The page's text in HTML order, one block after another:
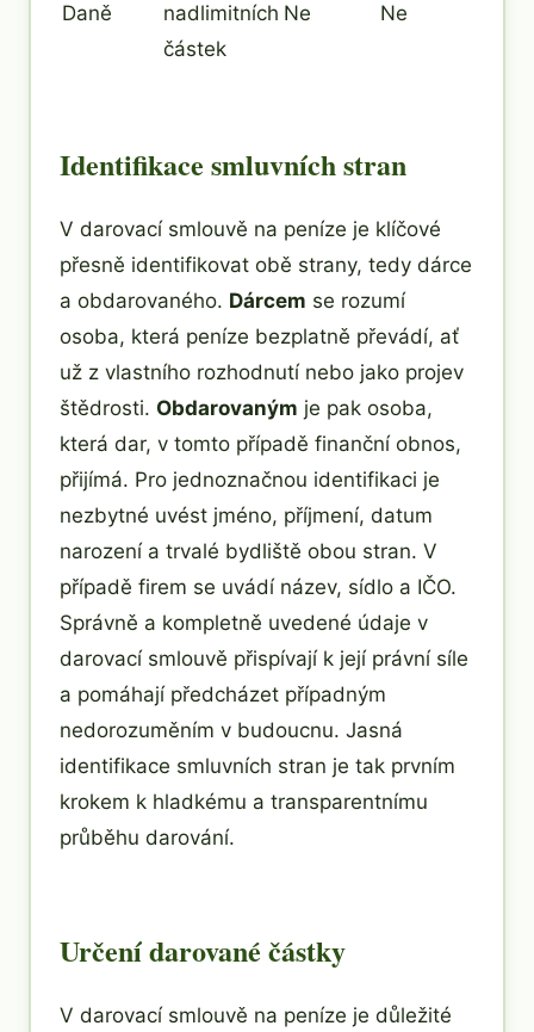
Daně
nadlimitních
částek
Ne Ne
Identifikace smluvních stran
V darovací smlouvě na peníze je klíčové
přesně identifikovat obě strany, tedy dárce
a obdarovaného. Dárcem se rozumí
osoba, která peníze bezplatně převádí, ať
už z vlastního rozhodnutí nebo jako projev
štědrosti. Obdarovaným je pak osoba,
která dar, v tomto případě finanční obnos,
přijímá. Pro jednoznačnou identifikaci je
nezbytné uvést jméno, příjmení, datum
narození a trvalé bydliště obou stran. V
případě firem se uvádí název, sídlo a IČO.
Správně a kompletně uvedené údaje v
darovací smlouvě přispívají k její právní síle
a pomáhají předcházet případným
nedorozuměním v budoucnu. Jasná
identifikace smluvních stran je tak prvním
krokem k hladkému a transparentnímu
průběhu darování.
Určení darované částky
V darovací smlouvě na peníze je důležité